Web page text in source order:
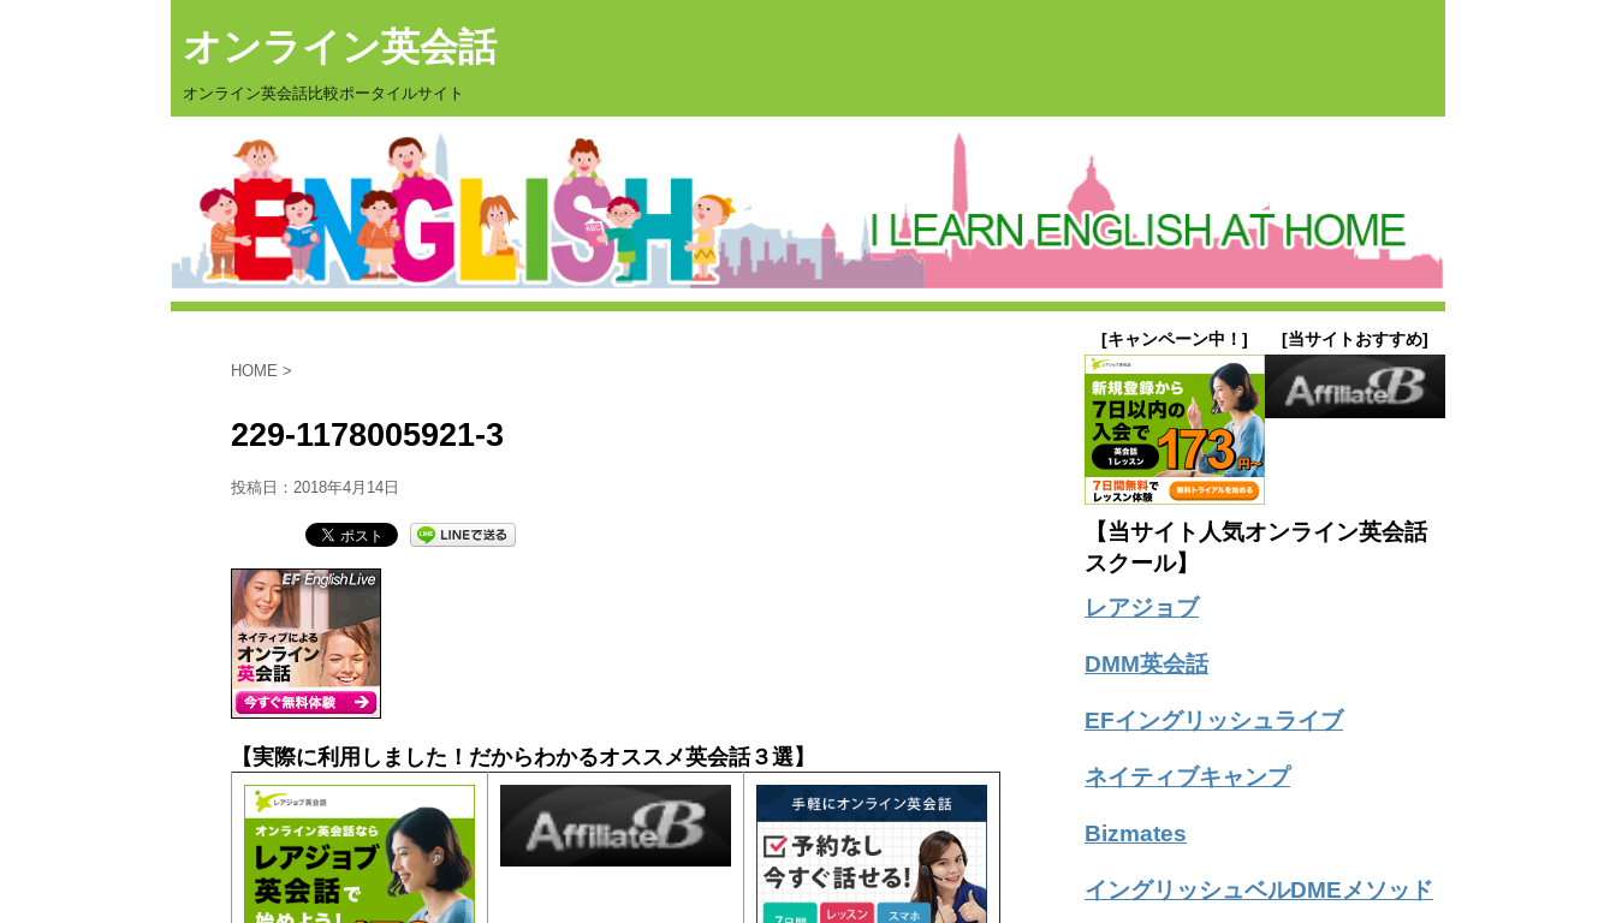
オンライン英会話
オンライン英会話比較ポータイルサイト
HOME >
229-1178005921-3
投稿日： 2018年4月14日
【実際に利用しました！だからわかるオススメ英会話３選】
[キャンペーン中！] [当サイトおすすめ]
【当サイト人気オンライン英会話
スクール】
レアジョブ
DMM英会話
EFイングリッシュライブ
ネイティブキャンプ
Bizmates
イングリッシュベルDMEメソッド